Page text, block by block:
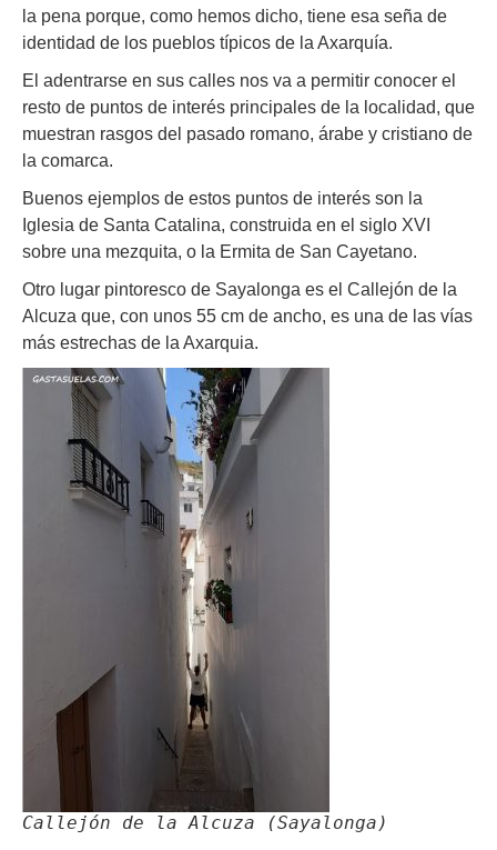
la pena porque, como hemos dicho, tiene esa seña de
identidad de los pueblos típicos de la Axarquía.
El adentrarse en sus calles nos va a permitir conocer el
resto de puntos de interés principales de la localidad, que
muestran rasgos del pasado romano, árabe y cristiano de
la comarca.
Buenos ejemplos de estos puntos de interés son la
Iglesia de Santa Catalina, construida en el siglo XVI
sobre una mezquita, o la Ermita de San Cayetano.
Otro lugar pintoresco de Sayalonga es el Callejón de la
Alcuza que, con unos 55 cm de ancho, es una de las vías
más estrechas de la Axarquia.
Callejón de la Alcuza (Sayalonga)